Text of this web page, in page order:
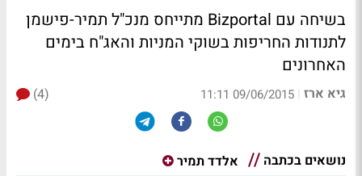
בשיחה עם Bizportal מתייחס מנכ"ל תמיר-פישמן
לתנודות החריפות בשוקי המניות והאג"ח בימים
האחרונים
גיא ארז |
09/06/2015 11:11
(4)
נושאים בכתבה אלדד תמיר